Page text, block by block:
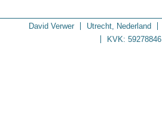
David Verwer Utrecht, Nederland
KVK: 59278846